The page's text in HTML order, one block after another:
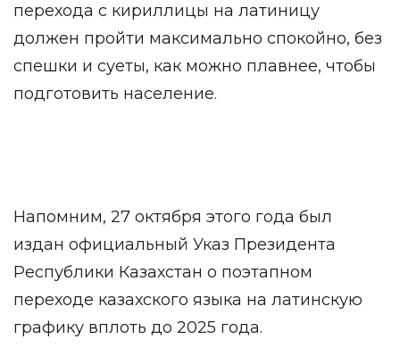
перехода с кириллицы на латиницу
должен пройти максимально спокойно, без
спешки и суеты, как можно плавнее, чтобы
подготовить население.
Напомним, 27 октября этого года был
издан официальный Указ Президента
Республики Казахстан о поэтапном
переходе казахского языка на латинскую
графику вплоть до 2025 года.